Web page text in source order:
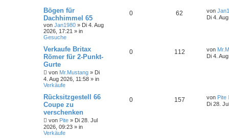
Bögen für
Dachhimmel 65
von Jan1980 » Di 4. Aug
2026, 17:21 » in
Gesuche
0 62 von
Di 4.
Verkaufe Britax
Römer für 2-Punkt-
Gurte
von Mr.Mustang » Di
4. Aug 2026, 11:58 » in
Verkäufe
0 112 von
Di 4.
Rücksitzgestell 66
Coupe zu
verschenken
von Pite » Di 28. Jul
2026, 09:23 » in
Verkäufe
0 157 von Pite
Di 28.